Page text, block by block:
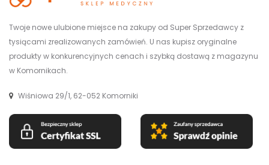
Twoje nowe ulubione miejsce na zakupy od Super Sprzedawcy z
tysiącami zrealizowanych zamówień. U nas kupisz oryginalne
produkty w konkurencyjnych cenach i szybką dostawą z magazynu
w Komornikach.
Wiśniowa 29/1, 62-052 Komorniki